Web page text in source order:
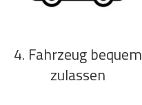
4. Fahrzeug bequem
zulassen